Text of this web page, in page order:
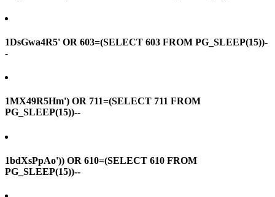
1DsGwa4R5' OR 603=(SELECT 603 FROM PG_SLEEP(15))-
-
1MX49R5Hm') OR 711=(SELECT 711 FROM
PG_SLEEP(15))--
1bdXsPpAo')) OR 610=(SELECT 610 FROM
PG_SLEEP(15))--